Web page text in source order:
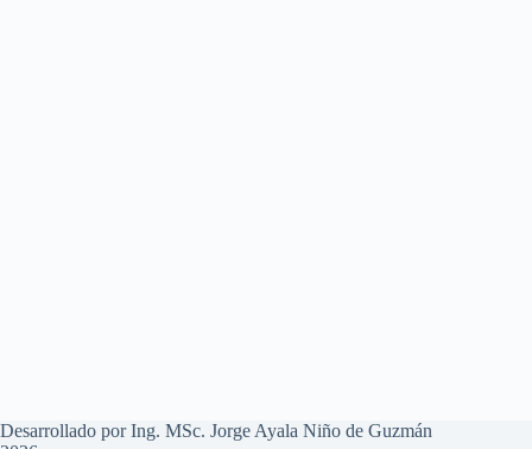
Desarrollado por Ing. MSc. Jorge Ayala Niño de Guzmán